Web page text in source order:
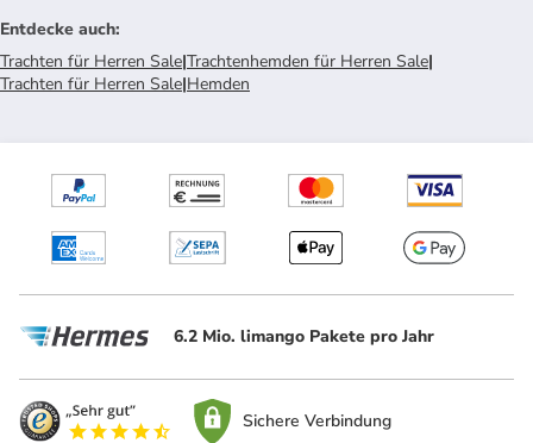
Entdecke auch:
Trachten für Herren Sale|Trachtenhemden für Herren Sale|
Trachten für Herren Sale|Hemden
6.2 Mio. limango Pakete pro Jahr
Sichere Verbindung